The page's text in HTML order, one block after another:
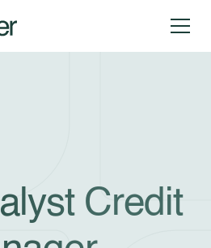
Credit